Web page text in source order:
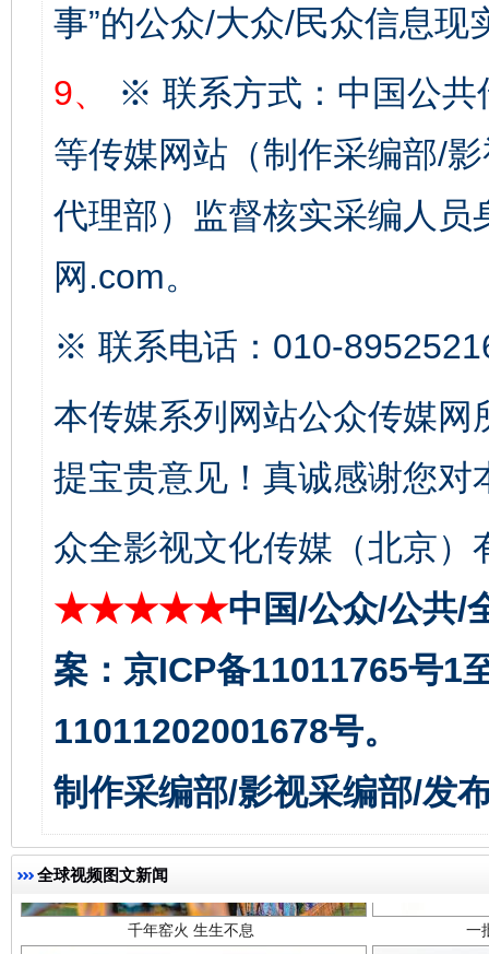
事”的公众/大众/民众信息现
9、
※ 联系方式：中国公共
等传媒网站（制作采编部/
代理部）监督核实采编人员
网.com。
※ 联系电话：010-
本传媒系列网站公众传媒
提宝贵意见！真诚感谢您
众全影视文化传媒（北京）
★★★★★中国/公众/公共/
案：京ICP备11011765号1
11011202001678号。
制作采编部/影视采编部/发
全球视频图文新闻
完善运行机制助力责任有效落实 一纸欠
东山县通报“牛蛙产品抗生素超标问题” 法
千年窑火 生生不息 一